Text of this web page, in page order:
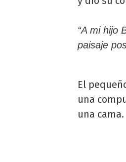
“A mi hijo
paisaje
El
una
una cama.